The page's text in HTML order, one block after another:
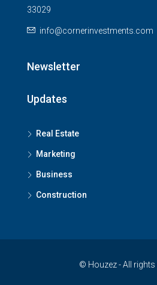
33029
info@cornerinvestments.com
Newsletter
Updates
Real Estate
Marketing
Business
Construction
© Houzez - All rights